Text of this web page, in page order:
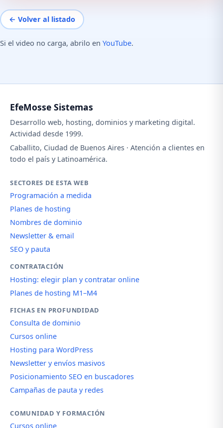
← Volver al listado
Si el video no carga, abrilo en YouTube.
EfeMosse Sistemas
Desarrollo web, hosting, dominios y marketing digital.
Actividad desde 1999.
Caballito, Ciudad de Buenos Aires · Atención a clientes en
todo el país y Latinoamérica.
SECTORES DE ESTA WEB
Programación a medida
Planes de hosting
Nombres de dominio
Newsletter & email
SEO y pauta
CONTRATACIÓN
Hosting: elegir plan y contratar online
Planes de hosting M1–M4
FICHAS EN PROFUNDIDAD
Consulta de dominio
Cursos online
Hosting para WordPress
Newsletter y envíos masivos
Posicionamiento SEO en buscadores
Campañas de pauta y redes
COMUNIDAD Y FORMACIÓN
Cursos online